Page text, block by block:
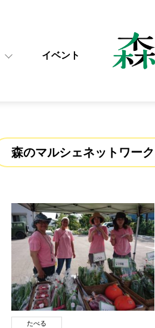
イベント
森のマルシェネットワーク
たべる